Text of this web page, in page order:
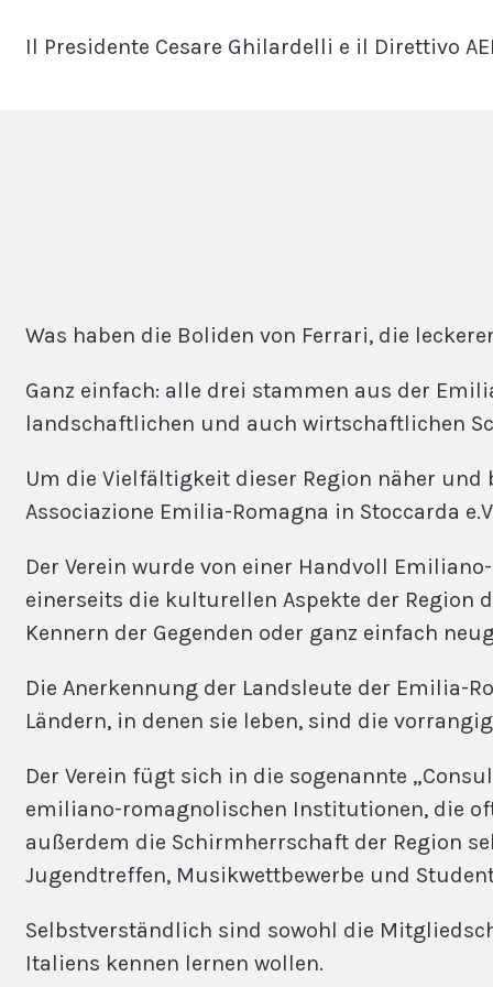
Il Presidente Cesare Ghilardelli e il Direttivo
Was haben die Boliden von Ferrari, die
Ganz einfach: alle drei stammen aus der
landschaftlichen und auch wirtschaftlichen
Um die Vielfältigkeit dieser Region näher und
Associazione Emilia-Romagna in Stoccarda
Der Verein wurde von einer Handvoll
einerseits die kulturellen Aspekte der Region
Kennern der Gegenden oder ganz einfach
Die Anerkennung der Landsleute der Emilia-
Ländern, in denen sie leben, sind die
Der Verein fügt sich in die sogenannte
emiliano-romagnolischen Institutionen, die
außerdem die Schirmherrschaft der Region
Jugendtreffen, Musikwettbewerbe und
Selbstverständlich sind sowohl die
Italiens kennen lernen wollen.